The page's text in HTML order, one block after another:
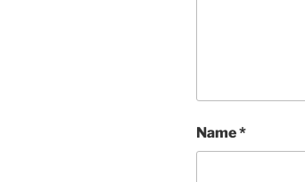
Name*